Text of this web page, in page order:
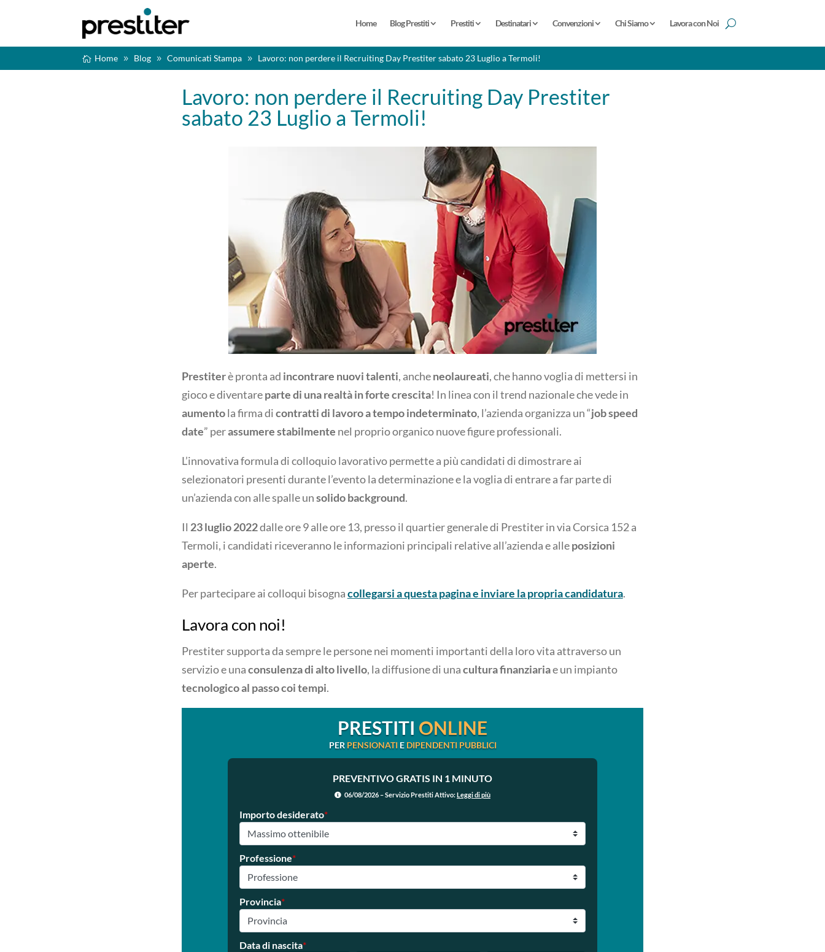
Home Blog Prestiti Prestiti Destinatari Convenzioni Chi Siamo Lavora con Noi
Home Blog Comunicati Stampa Lavoro: non perdere il Recruiting Day Prestiter sabato 23 Luglio a Termoli!
Lavoro: non perdere il Recruiting Day Prestiter
sabato 23 Luglio a Termoli!
Prestiterè pronta ad incontrare nuovi talenti, ancheneolaureati, che hanno voglia di mettersi in
gioco e diventareparte di una realtà in forte crescita! In linea con il trend nazionale che vede in
aumentola firma dicontratti di lavoro a tempo indeterminato, l’azienda organizza un “job speed
date” perassumere stabilmente nel proprio organico nuove figure professionali.
L’innovativa formula di colloquio lavorativo permette a più candidati di dimostrare ai
selezionatori presenti durante l’evento la determinazione e la voglia di entrare a far parte di
un’azienda con alle spalle unsolido background.
Il 23 luglio 2022dalle ore 9 alle ore 13, presso il quartier generale di Prestiter in via Corsica 152 a
Termoli, i candidati riceveranno le informazioni principali relative all’azienda e alleposizioni
aperte.
Per partecipare ai colloqui bisognacollegarsi a questa pagina e inviare la propria candidatura.
Lavora con noi!
Prestiter supporta da sempre le persone nei momenti importanti della loro vita attraverso un
servizio e unaconsulenza di alto livello, la diffusione di unacultura finanziariae un impianto
tecnologico al passocoi tempi.
PRESTITI ONLINE
PER PENSIONATIE DIPENDENTI PUBBLICI
PREVENTIVO GRATIS IN 1 MINUTO
06/08/2026 – Servizio Prestiti Attivo:Leggi di più
Importo desiderato*
Professione*
Provincia*
Data di nascita*